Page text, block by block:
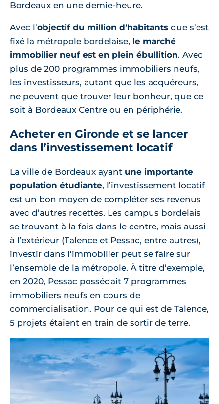
Bordeaux en une demie-heure.
Avec l’objectif du million d’habitants que s’est
fixé la métropole bordelaise, le marché
immobilier neuf est en plein ébullition. Avec
plus de 200 programmes immobiliers neufs,
les investisseurs, autant que les acquéreurs,
ne peuvent que trouver leur bonheur, que ce
soit à Bordeaux Centre ou en périphérie.
Acheter en Gironde et se lancer
dans l’investissement locatif
La ville de Bordeaux ayant une importante
population étudiante, l’investissement locatif
est un bon moyen de compléter ses revenus
avec d’autres recettes. Les campus bordelais
se trouvant à la fois dans le centre, mais aussi
à l’extérieur (Talence et Pessac, entre autres),
investir dans l’immobilier peut se faire sur
l’ensemble de la métropole. À titre d’exemple,
en 2020, Pessac possédait 7 programmes
immobiliers neufs en cours de
commercialisation. Pour ce qui est de Talence,
5 projets étaient en train de sortir de terre.